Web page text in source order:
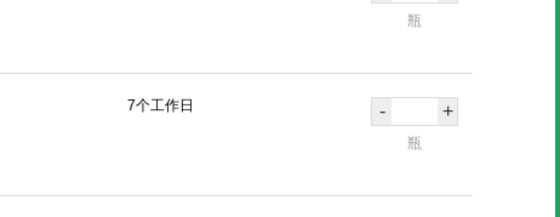
瓶
7个工作日 - +
瓶